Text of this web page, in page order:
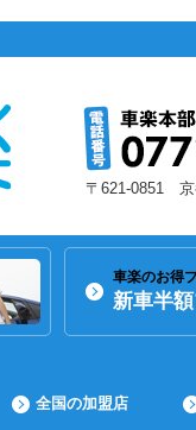
〒621-0851 京
車楽のお得
新車半
全国の加盟店